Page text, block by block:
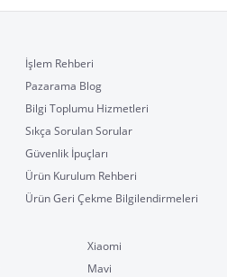
İşlem Rehberi
Pazarama Blog
Bilgi Toplumu Hizmetleri
Sıkça Sorulan Sorular
Güvenlik İpuçları
Ürün Kurulum Rehberi
Ürün Geri Çekme Bilgilendirmeleri
Xiaomi
Mavi